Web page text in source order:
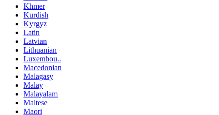
Khmer
Kurdish
Kyrgyz
Latin
Latvian
Lithuanian
Luxembou..
Macedonian
Malagasy
Malay
Malayalam
Maltese
Maori